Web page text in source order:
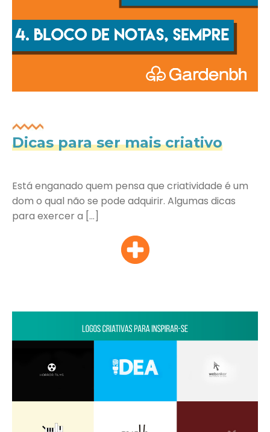
Dicas para ser mais criativo
Está enganado quem pensa que criatividade é um
dom o qual não se pode adquirir. Algumas dicas
para exercer a […]